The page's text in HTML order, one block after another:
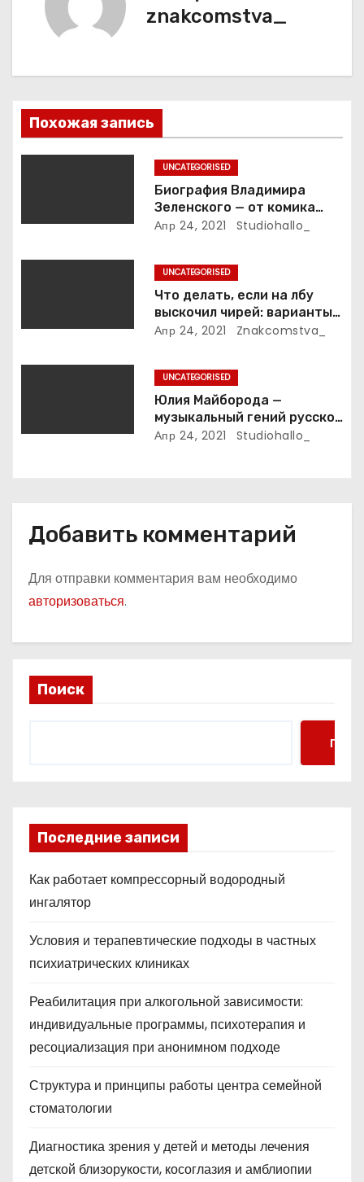
п
о
з
п
и
я
znakcomstva_
Похожая запись
UNCATEGORISED
Биография Владимира
Зеленского — от комика
студии «Квартал 95» до
личная жизнь
Апр 24, 2021 Studiohallo_
UNCATEGORISED
Что делать, если на лбу
выскочил чирей: варианты
лечения
Апр 24, 2021 Znakcomstva_
UNCATEGORISED
Юлия Майборода —
музыкальный гений русской
эстрады и победительница
Апр 24, 2021 Studiohallo_
Добавить комментарий
Для отправки комментария вам необходимо
авторизоваться.
Поиск
Поиск
Последние записи
Как работает компрессорный водородный
ингалятор
Условия и терапевтические подходы в частных
психиатрических клиниках
Реабилитация при алкогольной зависимости:
индивидуальные программы, психотерапия и
ресоциализация при анонимном подходе
Структура и принципы работы центра семейной
стоматологии
Диагностика зрения у детей и методы лечения
детской близорукости, косоглазия и амблиопии